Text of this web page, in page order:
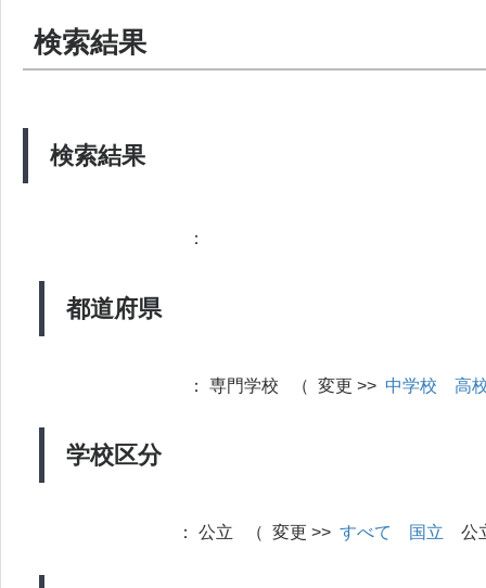
検索結果
検索結果
都道府県
：
学校区分
： 専門学校 （ 変更 >> 中学校 高
： 公立 （ 変更 >> すべて 国立